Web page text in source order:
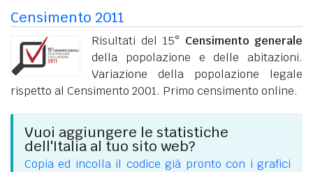
Censimento 2011
Risultati del 15° Censimento generale
della popolazione e delle abitazioni.
Variazione della popolazione legale
rispetto al Censimento 2001. Primo censimento online.
Vuoi aggiungere le statistiche
dell'Italia al tuo sito web?
Copia ed incolla il codice già pronto con i grafici